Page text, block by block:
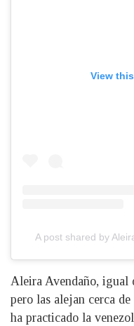
View
A post shared by
Aleira Avendaño, igual
pero las alejan cerca
ha practicado la